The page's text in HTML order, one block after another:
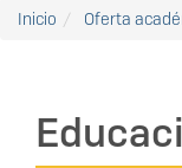
Inicio Oferta